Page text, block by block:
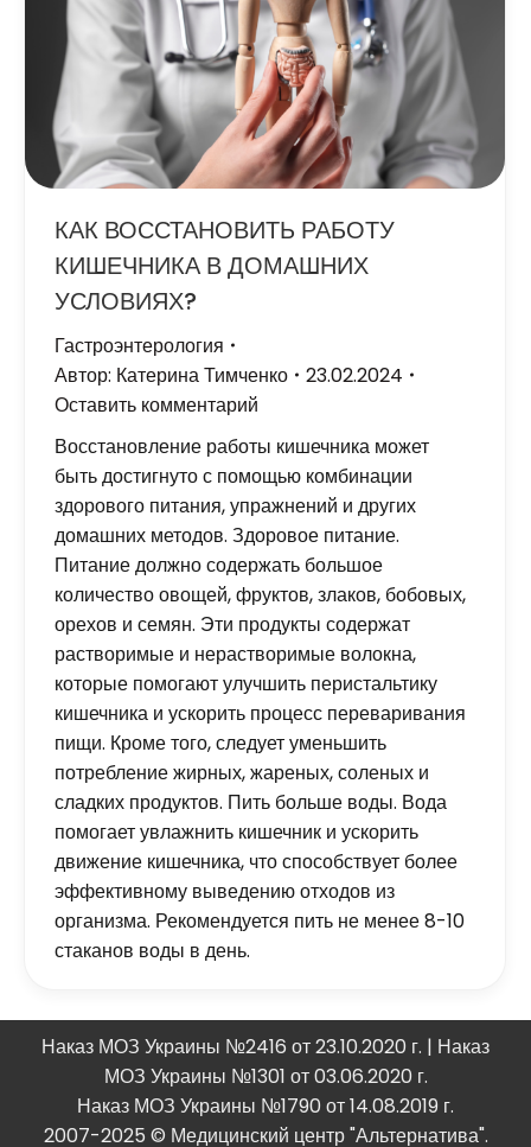
КАК ВОССТАНОВИТЬ РАБОТУ
КИШЕЧНИКА В ДОМАШНИХ
УСЛОВИЯХ?
Гастроэнтерология
Автор: Катерина Тимченко
23.02.2024
Оставить комментарий
Восстановление работы кишечника может
быть достигнуто с помощью комбинации
здорового питания, упражнений и других
домашних методов. Здоровое питание.
Питание должно содержать большое
количество овощей, фруктов, злаков, бобовых,
орехов и семян. Эти продукты содержат
растворимые и нерастворимые волокна,
которые помогают улучшить перистальтику
кишечника и ускорить процесс переваривания
пищи. Кроме того, следует уменьшить
потребление жирных, жареных, соленых и
сладких продуктов. Пить больше воды. Вода
помогает увлажнить кишечник и ускорить
движение кишечника, что способствует более
эффективному выведению отходов из
организма. Рекомендуется пить не менее 8-10
стаканов воды в день.
Наказ МОЗ Украины №2416 от 23.10.2020 г. | Наказ
МОЗ Украины №1301 от 03.06.2020 г.
Наказ МОЗ Украины №1790 от 14.08.2019 г.
2007-2025 © Медицинский центр "Альтернатива".